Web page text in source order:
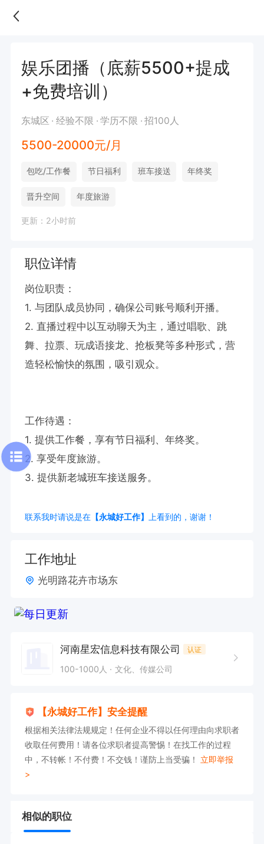
娱乐团播（底薪5500+提成
+免费培训）
东城区 经验不限 学历不限 招100人
5500-20000元/月
包吃/工作餐 节日福利 班车接送 年终奖
晋升空间 年度旅游
更新：2小时前
职位详情
岗位职责：
1. 与团队成员协同，确保公司账号顺利开播。
2. 直播过程中以互动聊天为主，通过唱歌、跳
舞、拉票、玩成语接龙、抢板凳等多种形式，营
造轻松愉快的氛围，吸引观众。
工作待遇：
1. 提供工作餐，享有节日福利、年终奖。
2. 享受年度旅游。
3. 提供新老城班车接送服务。
联系我时请说是在【永城好工作】 上看到的，谢谢！
工作地址
光明路花卉市场东
河南星宏信息科技有限公司 认证
100-1000人 文化、传媒公司
【永城好工作】安全提醒
根据相关法律法规规定！任何企业不得以任何理由向求职者
收取任何费用！请各位求职者提高警惕！在找工作的过程
中，不转帐！不付费！不交钱！谨防上当受骗！ 立即举报
>
相似的职位